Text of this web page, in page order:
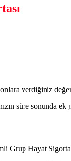
verdiğiniz
süre sonunda
Grup Hayat